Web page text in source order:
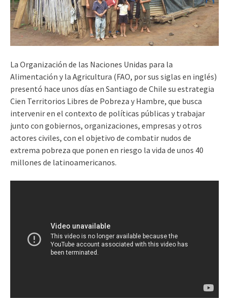
La Organización de las Naciones Unidas para la
Alimentación y la Agricultura (FAO, por sus siglas en inglés)
presentó hace unos días en Santiago de Chile su estrategia
Cien Territorios Libres de Pobreza y Hambre, que busca
intervenir en el contexto de políticas públicas y trabajar
junto con gobiernos, organizaciones, empresas y otros
actores civiles, con el objetivo de combatir nudos de
extrema pobreza que ponen en riesgo la vida de unos 40
millones de latinoamericanos.